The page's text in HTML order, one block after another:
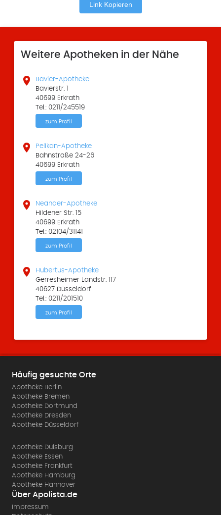
Link Kopieren
Weitere Apotheken in der Nähe

Bavier-Apotheke
Bavierstr. 1
40699 Erkrath
Tel.: 0211/245519
zum Profil

Pelikan-Apotheke
Bahnstraße 24-26
40699 Erkrath
zum Profil

Neander-Apotheke
Hildener Str. 15
40699 Erkrath
Tel.: 02104/31141
zum Profil

Hubertus-Apotheke
Gerresheimer Landstr. 117
40627 Düsseldorf
Tel.: 0211/201510
zum Profil
Häufig gesuchte Orte
Apotheke Berlin
Apotheke Bremen
Apotheke Dortmund
Apotheke Dresden
Apotheke Düsseldorf
Apotheke Duisburg
Apotheke Essen
Apotheke Frankfurt
Apotheke Hamburg
Apotheke Hannover
Über Apolista.de
Impressum